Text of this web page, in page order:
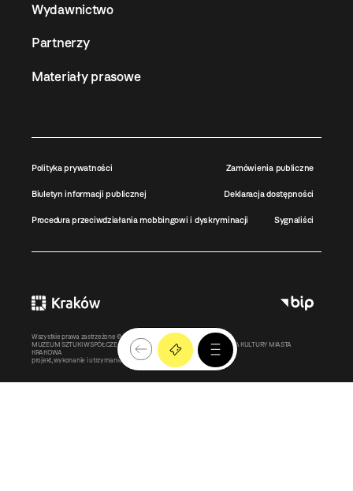
Wydawnictwo
Partnerzy
Materiały prasowe
Polityka prywatności Zamówienia publiczne
Biuletyn informacji publicznej Deklaracja dostępności
Procedura przeciwdziałania mobbingowi i dyskryminacji Sygnaliści
Wszystkie prawa zastrzeżone ©MOCAK
2011-2026
MUZEUM SZTUKI WSPÓŁCZESNEJ W KRAKOWIE MOCAK – INSTYTUCJA KULTURY MIASTA
KRAKOWA
projekt, wykonanie i utrzymanie:
Bonjour.pl